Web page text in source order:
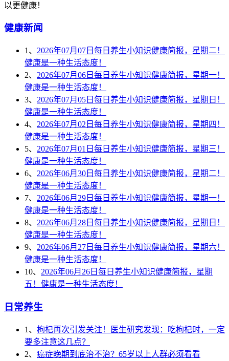
以更健康！
健康新闻
1、 2026年07月07日每日养生小知识健康简报，星期二！
健康是一种生活态度！
2、 2026年07月06日每日养生小知识健康简报，星期一！
健康是一种生活态度！
3、 2026年07月05日每日养生小知识健康简报，星期日！
健康是一种生活态度！
4、 2026年07月02日每日养生小知识健康简报，星期四！
健康是一种生活态度！
5、 2026年07月01日每日养生小知识健康简报，星期三！
健康是一种生活态度！
6、 2026年06月30日每日养生小知识健康简报，星期二！
健康是一种生活态度！
7、 2026年06月29日每日养生小知识健康简报，星期一！
健康是一种生活态度！
8、 2026年06月28日每日养生小知识健康简报，星期日！
健康是一种生活态度！
9、 2026年06月27日每日养生小知识健康简报，星期六！
健康是一种生活态度！
10、 2026年06月26日每日养生小知识健康简报，星期
五！健康是一种生活态度！
日常养生
1、 枸杞再次引发关注！医生研究发现：吃枸杞时，一定
要多注意这几点？
2、 癌症晚期到底治不治？65岁以上人群必须看看